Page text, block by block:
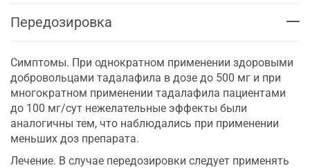
Передозировка
Симптомы. При однократном применении здоровыми
добровольцами тадалафила в дозе до 500 мг и при
многократном применении тадалафила пациентами
до 100 мг/сут нежелательные эффекты были
аналогичны тем, что наблюдались при применении
меньших доз препарата.
Лечение. В случае передозировки следует применять